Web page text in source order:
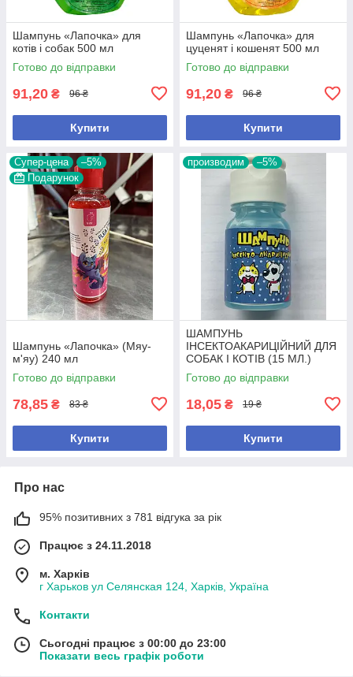
Шампунь «Лапочка» для
котів і собак 500 мл
Готово до відправки
91,20 ₴ 96 ₴
Купити
Шампунь «Лапочка» для
цуценят і кошенят 500 мл
Готово до відправки
91,20 ₴ 96 ₴
Купити
Супер-цена
–5%
Подарунок
Шампунь «Лапочка» (Мяу-
м'яу) 240 мл
Готово до відправки
78,85 ₴ 83 ₴
Купити
производим –5%
ШАМПУНЬ
ІНСЕКТОАКАРИЦІЙНИЙ ДЛЯ
СОБАК І КОТІВ (15 МЛ.)
Готово до відправки
18,05 ₴ 19 ₴
Купити
Про нас
95% позитивних з 781 відгука за рік
Працює з 24.11.2018
м. Харків
г Харьков ул Селянская 124, Харків, Україна
Контакти
Сьогодні працює з 00:00 до 23:00
Показати весь графік роботи